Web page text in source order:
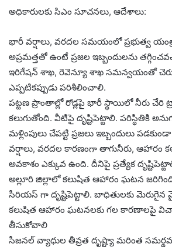
అధికారులకు సిఎం సూచనలు, ఆదేశాలు:
భారీ వర్షాలు, వరదల సమయంలో ప్రభుత్వ
అప్రమత్తతో ఉంటే ప్రజల ఇబ్బందులను
ఇరిగేషన్ శాఖ, రెవెన్యూ శాఖ సమన్వయంతో
ఎప్పటికప్పుడు పరిశీలించాలి.
పట్టణ ప్రాంతాల్లో రోడ్లపై భారీ స్థాయిలో నీరు చేరి
కలుగుతోంది. వీటిపై దృష్టిపెట్టాలి. పరిస్థితికి
మళ్లింపులు చేపట్టి ప్రజలు ఇబ్బందులు
వర్షాలు, వరదల కారణంగా తాగునీరు, ఆహారం
అవకాశం ఎక్కువ ఉంది. దీనిపై ప్రత్యేక
అల్లూరి జిల్లాలో కలుషిత ఆహారం ఘటన
సీరియస్ గా దృష్టిపెట్టాలి. బాధితులకు
కలుషిత ఆహారం ఘటనలకు గల కారణాలపై
తీసుకోవాలి
సీజనల్ వ్యాధుల తీవ్రత దృష్ట్యా మరింత